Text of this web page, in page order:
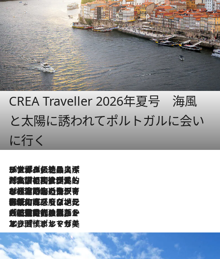
CREA Traveller 2026年夏号 海風
と太陽に誘われてポルトガルに会い
に行く
2026.8.8
リスボンの絶品スイーツ「パステル・デ・ナタ」とは？ポルトガル伝統の奥深い世界へ
2026.7.27
「私の祖国はポルトガル語です」国民的詩人フェルナンド・ペソアと、彼が愛した文学の街を歩く
2026.7.26
ポルトガル近海が育む極上の海の幸。キリリと冷えた白ワインと愉しむ、シーフード専門店の贅沢
2026.7.22
伝統の味をモダンに昇華。高感度な地元客が集う、リスボンの最旬ガストロノミー
2026.7.21
大航海時代の栄華から、震災、独裁、そして革命へ。ポルトガル・首都リスボンの石畳に刻まれた「歴史の光と影」
2026.7.13
エッセイ・ヤマザキマリ「慎ましくも美しき国 ポルトガル」